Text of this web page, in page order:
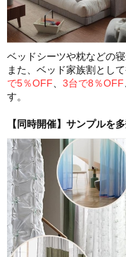
ベッドシーツや枕などの
また、ベッド家族割とし
で5％OFF、 3台で8％OFF
す。
【同時開催】サンプルを